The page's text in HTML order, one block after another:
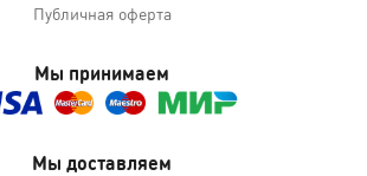
Публичная оферта
Мы принимаем
Мы доставляем